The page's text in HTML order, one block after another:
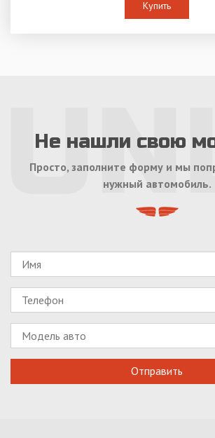
Купить
Не нашли свою
Просто, заполните форму и мы
нужный автомобиль.